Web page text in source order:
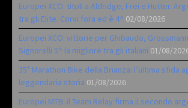
Europei XCO: titoli a Aldridge, Frei e Hutter.
tra gli Elite. Corvi fora ed è 4^ 02/08/2026
Europei XCO: vittorie per Ghibaudo,
Signorelli 5^ la migliore tra gli italiani 01/08/
35ª Marathon Bike della Brianza: l’ultima sfida
leggendaria storia 01/08/2026
Europei MTB: il Team Relay firma il secondo